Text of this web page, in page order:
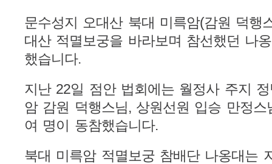
문수성지 오대산 북대 미륵암(감원 덕행
대산 적멸보궁을 바라보며 참선했던 나
했습니다.
지난 22일 점안 법회에는 월정사 주지
암 감원 덕행스님, 상원선원 입승 만정
여 명이 동참했습니다.
북대 미륵암 적멸보궁 참배단 나옹대는